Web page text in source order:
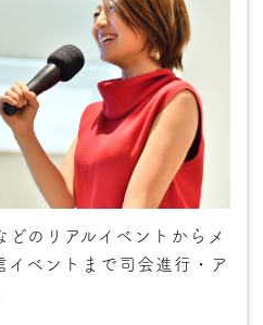
のリアルイベントからメ
イベントまで司会進行・ア